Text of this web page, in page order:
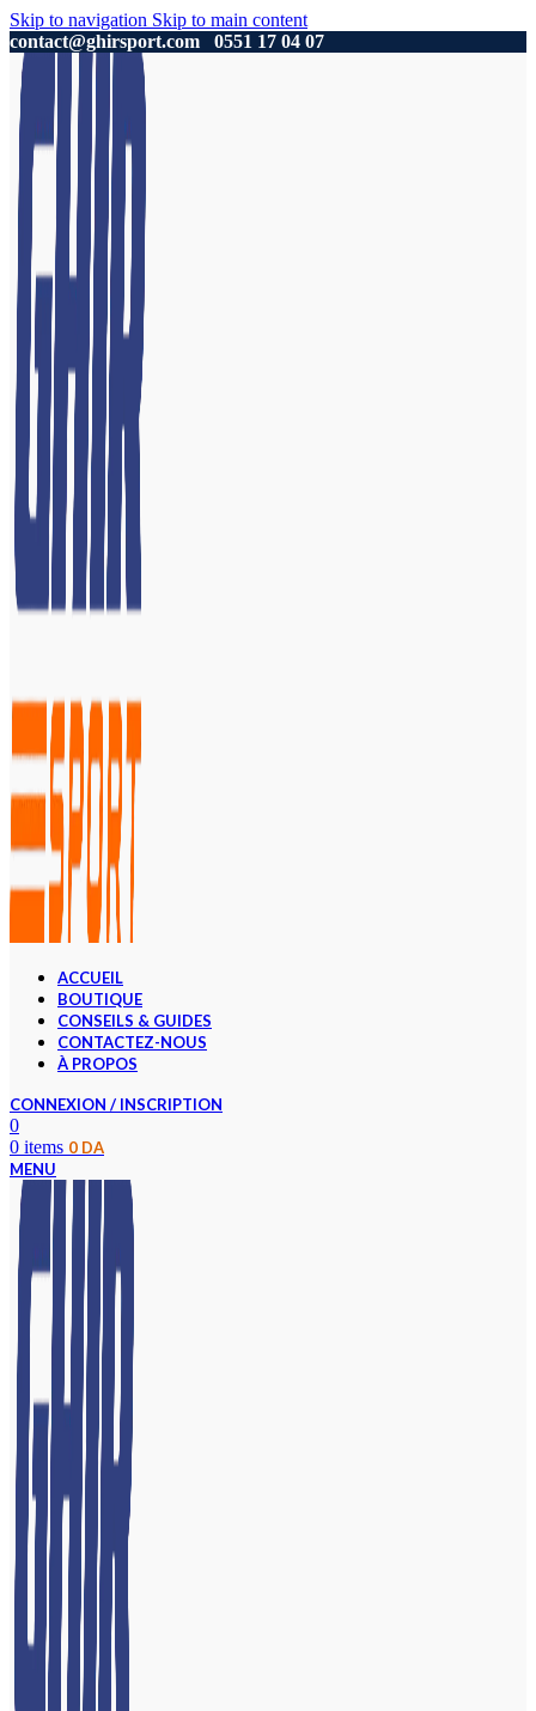
Skip to navigation Skip to main content
contact@ghirsport.com
0551 17 04 07
ACCUEIL
BOUTIQUE
CONSEILS & GUIDES
CONTACTEZ-NOUS
À PROPOS
CONNEXION / INSCRIPTION
0
0 items 0 DA
MENU